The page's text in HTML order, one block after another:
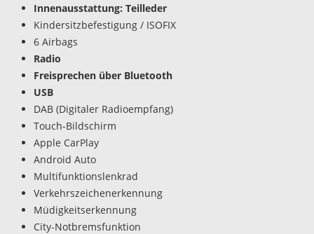
Innenausstattung: Teilleder
Kindersitzbefestigung / ISOFIX
6 Airbags
Radio
Freisprechen über Bluetooth
USB
DAB (Digitaler Radioempfang)
Touch-Bildschirm
Apple CarPlay
Android Auto
Multifunktionslenkrad
Verkehrszeichenerkennung
Müdigkeitserkennung
City-Notbremsfunktion